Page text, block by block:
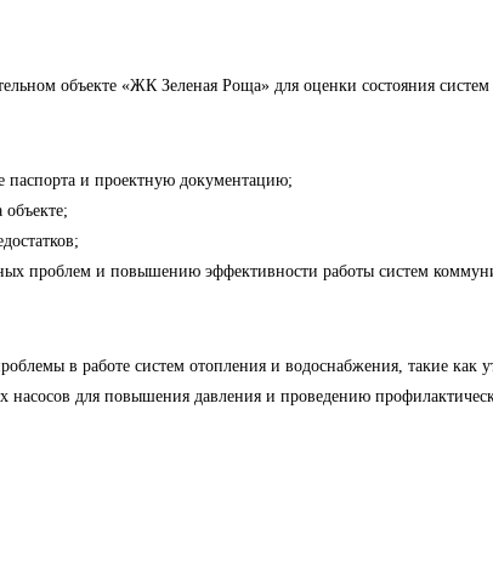
объекте «ЖК Зеленая Роща» для оценки состояния
паспорта и проектную документацию;
проблем и повышению эффективности работы систем
в работе систем отопления и водоснабжения, такие как
насосов для повышения давления и проведению